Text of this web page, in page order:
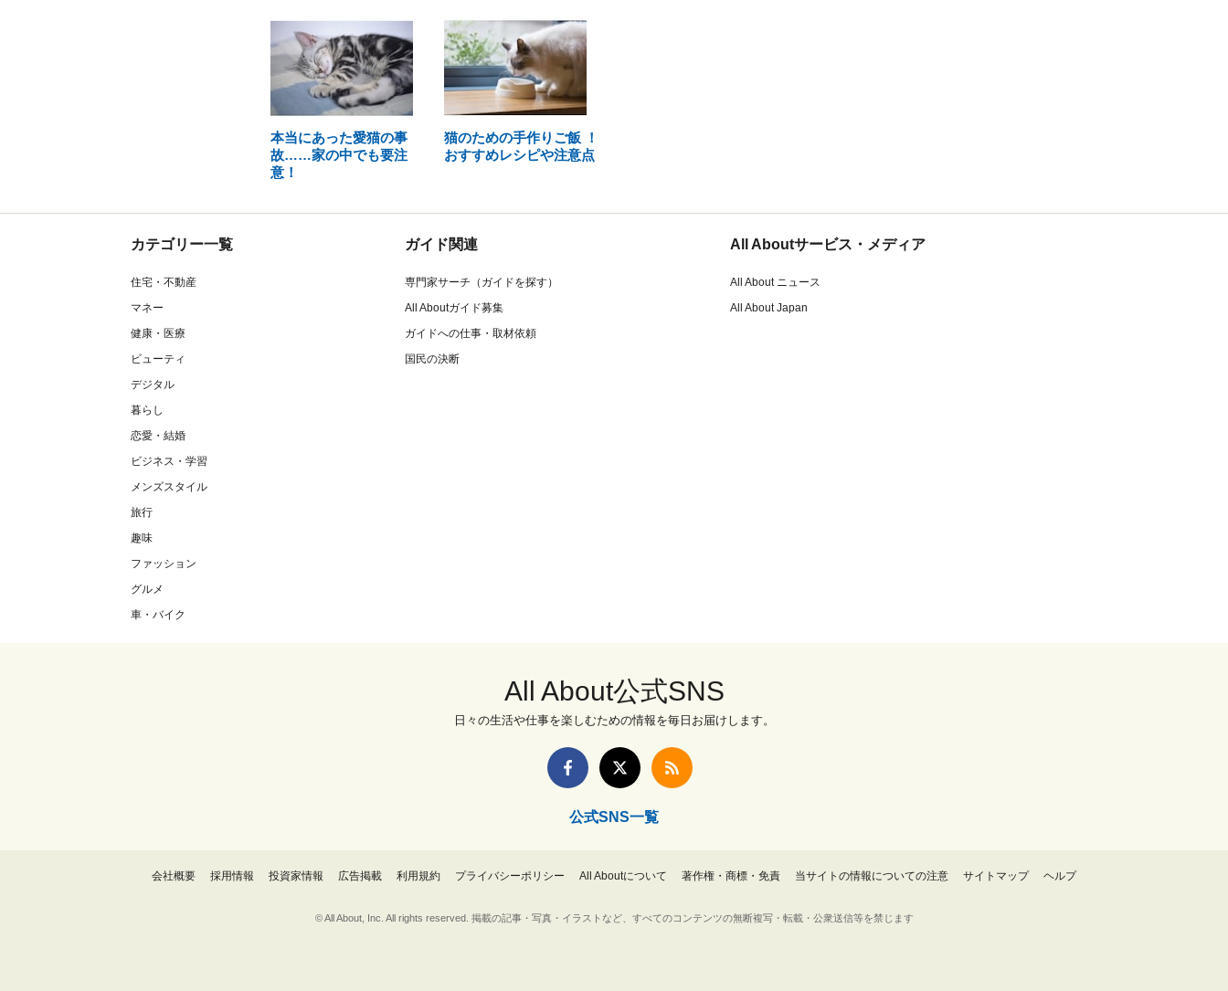
本当にあった愛猫の事
故……家の中でも要注
意！
猫のための手作りご飯 ！
おすすめレシピや注意点
カテゴリー一覧
住宅・不動産
マネー
健康・医療
ビューティ
デジタル
暮らし
恋愛・結婚
ビジネス・学習
メンズスタイル
旅行
趣味
ファッション
グルメ
車・バイク
ガイド関連
専門家サーチ（ガイドを探す）
All Aboutガイド募集
ガイドへの仕事・取材依頼
国民の決断
All Aboutサービス・メディア
All About ニュース
All About Japan
All About公式SNS
日々の生活や仕事を楽しむための情報を毎日お届けします。
公式SNS一覧
会社概要 採用情報 投資家情報 広告掲載 利用規約 プライバシーポリシー All Aboutについて 著作権・商標・免責 当サイトの情報についての注意 サイトマップ ヘルプ
© All About, Inc. All rights reserved. 掲載の記事・写真・イラストなど、すべてのコンテンツの無断複写・転載・公衆送信等を禁じます